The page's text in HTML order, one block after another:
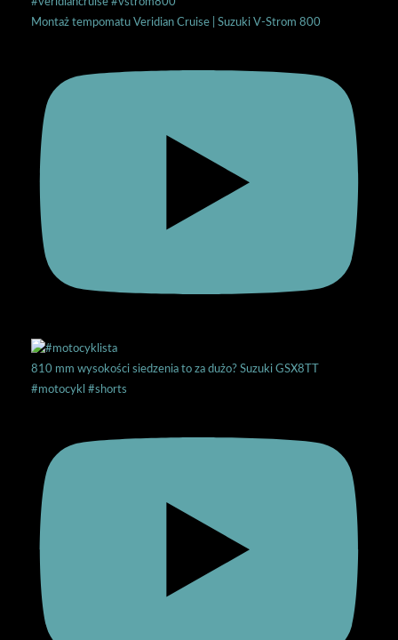
Montaż tempomatu Veridian Cruise | Suzuki V-Strom 800
810 mm wysokości siedzenia to za dużo? Suzuki GSX8TT
#motocykl #shorts